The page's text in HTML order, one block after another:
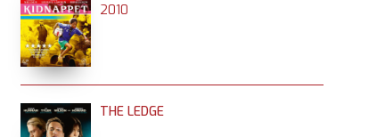
2010
THE LEDGE